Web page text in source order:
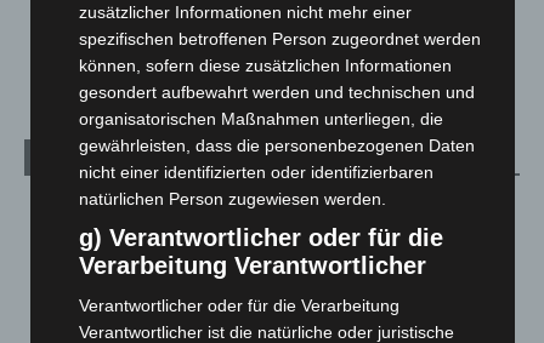
Veranstaltungen
Archiv
August 2026(14)
Juli 2026 (73)
Mai 2026(99)
zusätzlicher Informationen nicht mehr einer
spezifischen betroffenen Person zugeordnet werden
können, sofern diese zusätzlichen Informationen
gesondert aufbewahrt werden und technischen und
organisatorischen Maßnahmen unterliegen, die
gewährleisten, dass die personenbezogenen Daten
nicht einer identifizierten oder identifizierbaren
natürlichen Person zugewiesen werden.
g) Verantwortlicher oder für die
Verarbeitung Verantwortlicher
Verantwortlicher oder für die Verarbeitung
Verantwortlicher ist die natürliche oder juristische